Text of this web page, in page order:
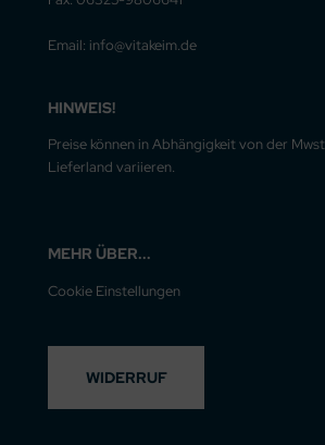
Email: info@vitakeim.de
HINWEIS!
Preise können in Abhängigkeit von der
Lieferland variieren.
MEHR ÜBER...
Cookie Einstellungen
WIDERRUF